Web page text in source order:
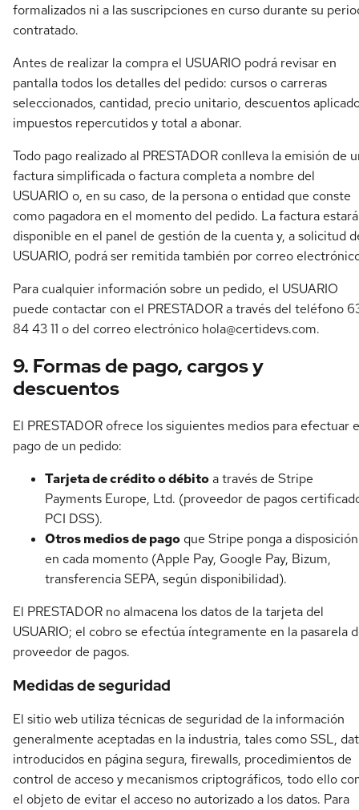
formalizados ni a las suscripciones en curso durante su
contratado.
Antes de realizar la compra el USUARIO podrá revisar en
pantalla todos los detalles del pedido: cursos o carreras
seleccionados, cantidad, precio unitario, descuentos
impuestos repercutidos y total a abonar.
Todo pago realizado al PRESTADOR conlleva la emisión de
factura simplificada o factura completa a nombre del
USUARIO o, en su caso, de la persona o entidad que conste
como pagadora en el momento del pedido. La factura estará
disponible en el panel de gestión de la cuenta y, a solicitud
USUARIO, podrá ser remitida también por correo
Para cualquier información sobre un pedido, el USUARIO
puede contactar con el PRESTADOR a través del teléfono
84 43 11 o del correo electrónico hola@certidevs.com.
9. Formas de pago, cargos y
descuentos
El PRESTADOR ofrece los siguientes medios para efectuar
pago de un pedido:
Tarjeta de crédito o débitoa través de Stripe
Payments Europe, Ltd. (proveedor de pagos
PCI DSS).
Otros medios de pago que Stripe ponga a disposición
en cada momento (Apple Pay, Google Pay, Bizum,
transferencia SEPA, según disponibilidad).
El PRESTADOR no almacena los datos de la tarjeta del
USUARIO; el cobro se efectúa íntegramente en la pasarela
proveedor de pagos.
Medidas de seguridad
El sitio web utiliza técnicas de seguridad de la información
generalmente aceptadas en la industria, tales como SSL,
introducidos en página segura, firewalls, procedimientos de
control de acceso y mecanismos criptográficos, todo ello
el objeto de evitar el acceso no autorizado a los datos. Para